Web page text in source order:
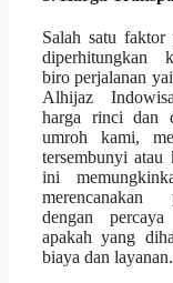
Salah satu
diperhitungkan
biro perjalanan
Alhijaz
harga rinci dan
umroh kami,
tersembunyi atau
ini
merencanakan
dengan
apakah yang
biaya dan layanan.